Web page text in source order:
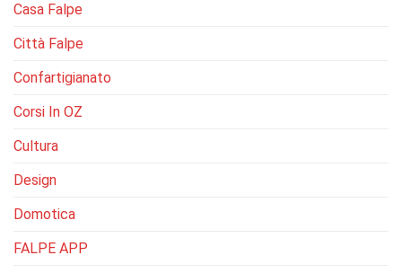
Casa Falpe
Città Falpe
Confartigianato
Corsi In OZ
Cultura
Design
Domotica
FALPE APP